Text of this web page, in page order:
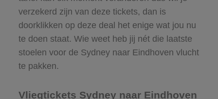
verzekerd zijn van deze tickets, dan is
doorklikken op deze deal het enige wat jou nu
te doen staat. Wie weet heb jij nét die laatste
stoelen voor de Sydney naar Eindhoven vlucht
te pakken.
Vliegtickets Sydney naar Eindhoven